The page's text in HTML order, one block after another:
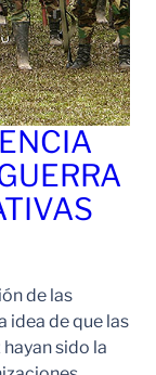
de las
idea de que las
sido la